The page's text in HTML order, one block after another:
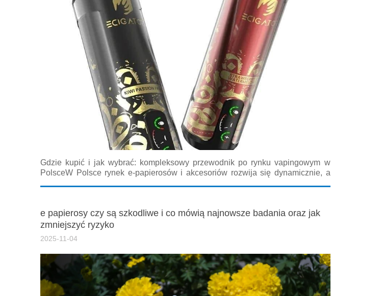
Gdzie kupić i jak wybrać: kompleksowy przewodnik po rynku vapingowym w
PolsceW Polsce rynek e-papierosów i akcesoriów rozwija się dynamicznie, a
e papierosy czy są szkodliwe i co mówią najnowsze badania oraz jak
zmniejszyć ryzyko
2025-11-04